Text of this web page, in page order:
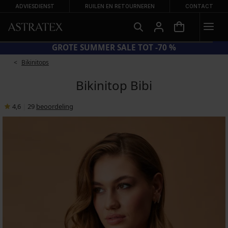
ADVIESDIENST RUILEN EN RETOURNEREN CONTACT
GROTE SUMMER SALE
Bikinitops
Bikinitop Bibi
4,6 29 beoordeling